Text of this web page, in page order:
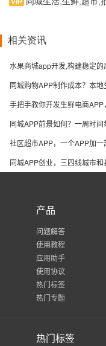
闪店是为手机用户量
线购物等功能，提供优良
到我们作为APP制作运行
相关资讯
水果商城app开发,构建稳定的
同城购物APP制作成本？本地
手把手教你开发生鲜电商APP
同城APP前景如何？一周时
产品
问题解答
使用教程
应用助手
使用协议
热门标签
热门专题
热门标签